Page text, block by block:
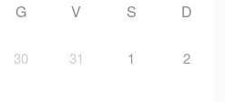
G V S D
30 31 1 2